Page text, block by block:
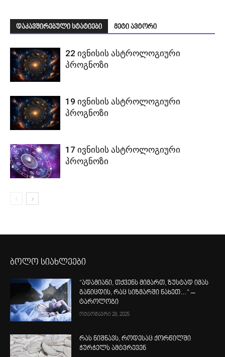
დაკავშირებული სტატიები მეტი ავტორი
22 ივნისის ასტროლოგიური
პროგნოზი
19 ივნისის ასტროლოგიური
პროგნოზი
17 ივნისის ასტროლოგიური
პროგნოზი
ბოლო სიახლეები
“ადამიანი, თქვენს მიმართ, ზუსტად იმას
განიცდის, რაც სიზმარში ნახეთ…“ –
ტაროლოგი
ოქტომბერი 28, 2025
რას ნიშნავს, როდესაც ქორწილში
ჭურჭელს ამტვრევენ